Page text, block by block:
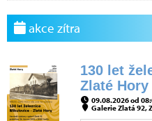
akce zítra
130 let
Zlaté
09.08.2026 od
Galerie Zlatá 92,